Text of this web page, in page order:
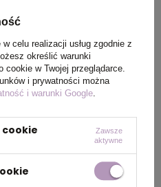
x 400 x 500
celu realizacji usług zgodnie z
określić warunki
cookie w Twojej przeglądarce.
i prywatności można
i warunki Google
cookie
Zawsze
aktywne